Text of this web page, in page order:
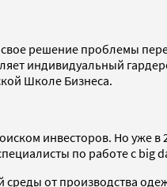
решение проблемы
индивидуальный
Школе Бизнеса.
инвесторов. Но уже
по работе с big
от производства